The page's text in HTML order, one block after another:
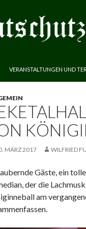
e.V.
VERANSTALTUNGEN UND
MÄRZ 2017 WILFRIED
Gäste, ein
der die
am